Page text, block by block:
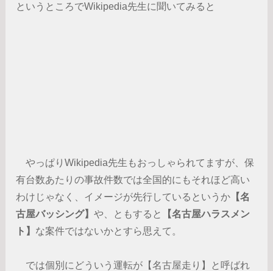
というところでWikipedia先生に聞いてみると
やっぱりWikipedia先生もおっしゃられてますが、保
有台数あたりの事故件数では全国的にもそれほど高い
わけじゃなく、イメージが先行しているというか 【名
古屋バッシング】や、ともすると
【名古屋ハラスメン
ト】 な案件ではないかとすら思えて。
では個別にどういう運転が【名古屋走り】と呼ばれ